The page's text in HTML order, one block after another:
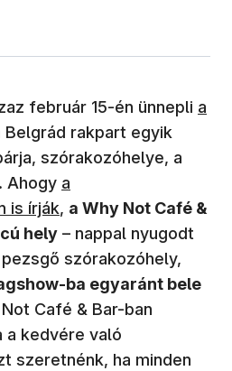
február 15-én ünnepli a
Belgrád rakpart egyik
szórakozóhelye, a
. Ahogy a
is írják, a Why Not Café &
hely – nappal nyugodt
szórakozóhely,
ba egyaránt bele
Café & Bar-ban
a kedvére való
szeretnénk, ha minden